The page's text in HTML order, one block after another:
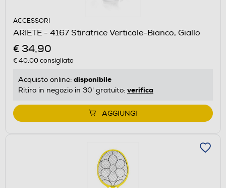
ACCESSORI
ARIETE - 4167 Stiratrice Verticale-Bianco, Giallo
€ 34,90
€ 40,00consigliato
Acquisto online: disponibile
Ritiro in negozio in 30' gratuito: verifica
AGGIUNGI